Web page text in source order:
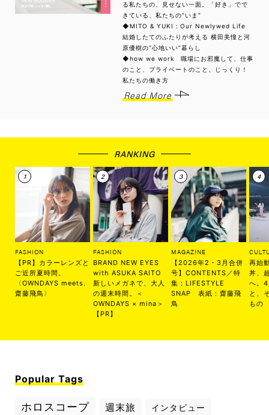
る私たちの、見せない一面。「好き」でで
きている、私たちの“いま”
◆MITO & YUKI：Our Newlywed Life
結婚したてのふたりが考える 横田美憧と河
原優樹の“心地いい”暮らし
◆how we work 職場にお邪魔して、仕事
のこと、プライベートのこと、じっくり！
私たちの働き方
Read More
RANKING
FASHION
【PR】カラーレンズと
ご近所夏時間。
〈OWNDAYS meets.
齋藤飛鳥〉
FASHION
BRAND NEW EYES
with ASUKA SAITO
新しいメガネで、大人
の週末時間。＜
OWNDAYS × mina＞
【PR】
MAGAZINE
【2026年2・3月合併
号】CONTENTS／特
集：LIFESTYLE
SNAP 表紙：齋藤飛
鳥
再始
丼、
へ。
と、
もの
Popular Tags
ホロスコープ 週末旅 インタビュー